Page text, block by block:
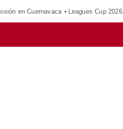
en Cuernavaca Leagues Cup 2026